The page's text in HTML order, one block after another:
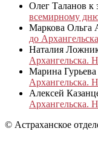
Олег Таланов к
всемирному
Маркова Ольга
до
Наталия
Архангельска.
Марина Гурьева
Архангельска.
Алексей
Архангельска.
© Астраханское